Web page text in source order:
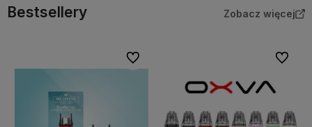
Bestsellery Zobacz więcej
Do ulubionych Do